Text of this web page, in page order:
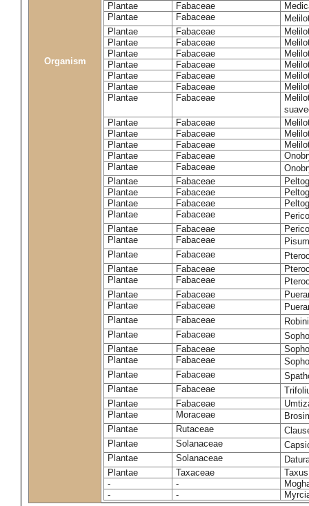
Organism
Plantae
Fabaceae
Plantae
Fabaceae
Plantae
Fabaceae
Plantae
Fabaceae
Plantae
Fabaceae
Plantae
Fabaceae
Plantae
Fabaceae
Plantae
Fabaceae
Plantae
Fabaceae
Plantae
Fabaceae
Plantae
Fabaceae
Plantae
Fabaceae
Plantae
Fabaceae
Plantae
Fabaceae
Plantae
Fabaceae
Plantae
Fabaceae
Plantae
Fabaceae
Plantae
Fabaceae
Plantae
Fabaceae
Plantae
Fabaceae
Plantae
Fabaceae
Plantae
Fabaceae
Plantae
Fabaceae
Plantae
Fabaceae
Plantae
Fabaceae
Plantae
Fabaceae
Plantae
Fabaceae
Plantae
Fabaceae
Plantae
Fabaceae
Plantae
Fabaceae
Plantae
Fabaceae
Plantae
Fabaceae
Plantae
Moraceae
Plantae
Rutaceae
Plantae
Solanaceae
Plantae
Solanaceae
Plantae
Taxaceae
-
-
-
-